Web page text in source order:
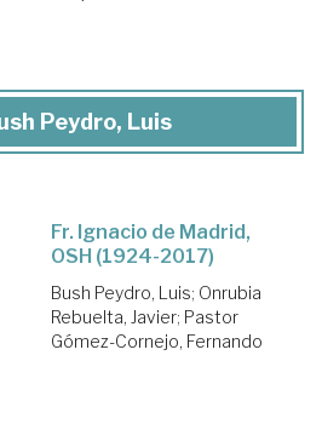
Peydro, Luis
Fr. Ignacio de Madrid,
OSH (1924-2017)
Bush Peydro, Luis; Onrubia
Rebuelta, Javier; Pastor
Gómez-Cornejo, Fernando